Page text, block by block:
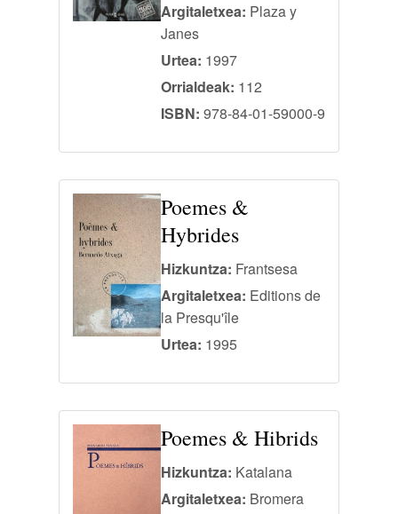
Argitaletxea: Plaza y
Janes
Urtea: 1997
Orrialdeak: 112
ISBN: 978-84-01-59000-9
Poemes &
Hybrides
Hizkuntza: Frantsesa
Argitaletxea: Editions de
la Presqu'île
Urtea: 1995
Poemes & Hibrids
Hizkuntza: Katalana
Argitaletxea: Bromera